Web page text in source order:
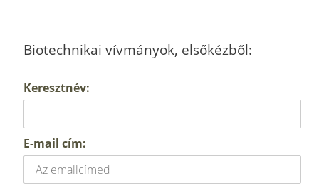
Biotechnikai vívmányok, elsőkézből:
Keresztnév:
E-mail cím: